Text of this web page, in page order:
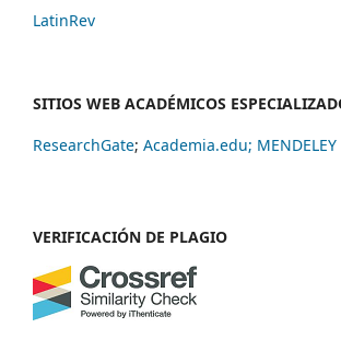
LatinRev
SITIOS WEB ACADÉMICOS
ResearchGate; Academia.edu; MENDELEY
VERIFICACIÓN DE PLAGIO